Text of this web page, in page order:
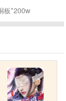
板*200w